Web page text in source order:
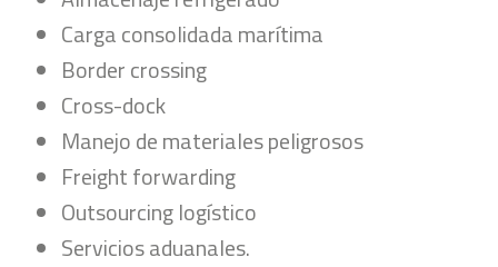
Carga consolidada marítima
Border crossing
Cross-dock
Manejo de materiales peligrosos
Freight forwarding
Outsourcing logístico
Servicios aduanales.